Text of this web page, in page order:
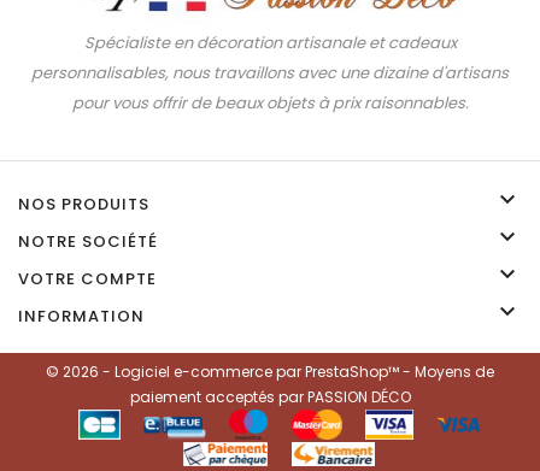
Spécialiste en décoration artisanale et cadeaux
personnalisables, nous travaillons avec une dizaine d'artisans
pour vous offrir de beaux objets à prix raisonnables.
NOS PRODUITS 
NOTRE SOCIÉTÉ 
VOTRE COMPTE 
INFORMATION 
© 2026 - Logiciel e-commerce par PrestaShop™ - Moyens de
paiement acceptés par PASSION DÉCO